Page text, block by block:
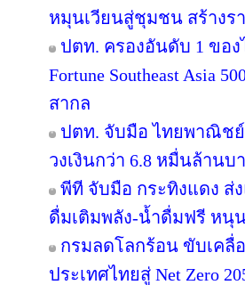
หมุนเวียนสู่ชุมชน สร้างร
ปตท. ครองอันดับ 1 ของ
Fortune Southeast Asia
สากล
ปตท. จับมือ ไทยพาณิชย์
วงเงินกว่า 6.8 หมื่นล้านบ
พีที จับมือ กระทิงแดง ส่
ดื่มเติมพลัง-น้ำดื่มฟรี หนุ
กรมลดโลกร้อน ขับเคลื่
ประเทศไทยสู่ Net Zero